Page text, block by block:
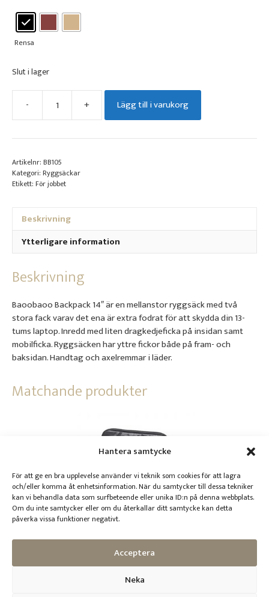
Hantera samtycke
För att ge en bra upplevelse använder vi teknik som cookies för att lagra
och/eller komma åt enhetsinformation. När du samtycker till dessa tekniker
kan vi behandla data som surfbeteende eller unika ID:n på denna webbplats.
Om du inte samtycker eller om du återkallar ditt samtycke kan detta
påverka vissa funktioner negativt.
Acceptera
Neka
Rensa
Slut i lager
-
Backpack
14
mängd
+ Lägg till i varukorg
Artikelnr: BB105
Kategori: Ryggsäckar
Etikett: För jobbet
Beskrivning
Ytterligare information
Beskrivning
Baoobaoo Backpack 14″ är en mellanstor ryggsäck med två
stora fack varav det ena är extra fodrat för att skydda din 13-
tums laptop. Inredd med liten dragkedjeficka på insidan samt
mobilficka. Ryggsäcken har yttre fickor både på fram- och
baksidan. Handtag och axelremmar i läder.
Matchande produkter
Gadget Purse
749kr
Välj alternativ